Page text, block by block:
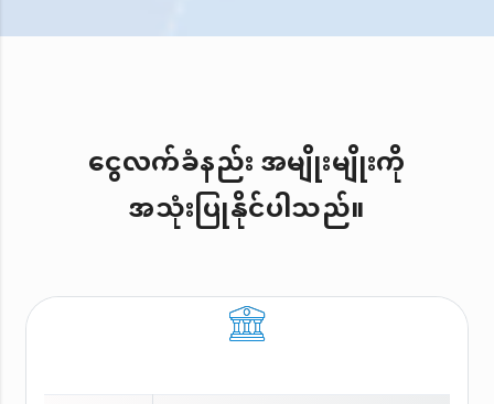
ငွေလက်ခံနည်း အမျိုးမျိုးကို
အသုံးပြုနိုင်ပါသည်။